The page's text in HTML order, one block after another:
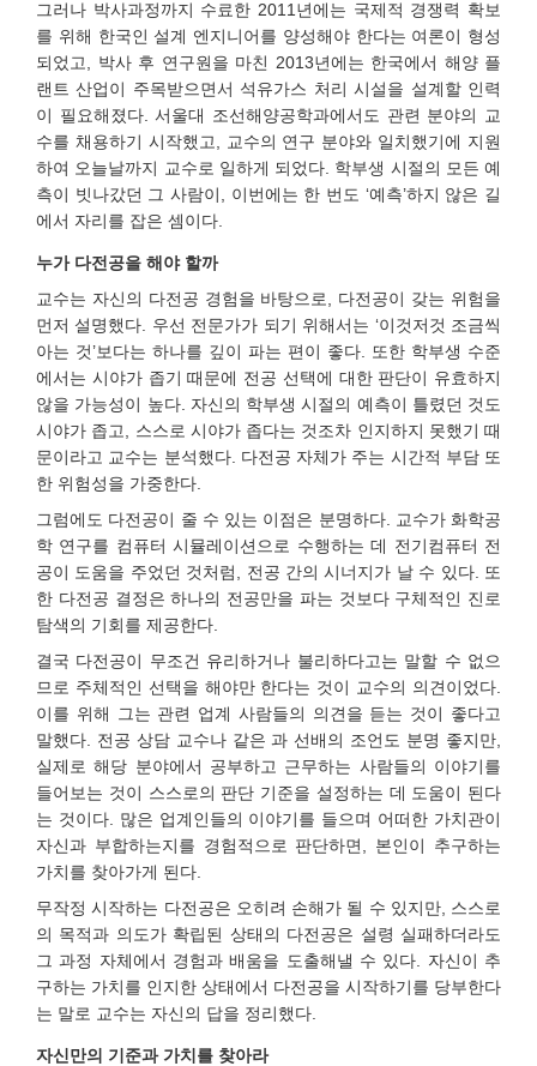
그러나 박사과정까지 수료한 2011년에는 국제적 경쟁력 확보
를 위해 한국인 설계 엔지니어를 양성해야 한다는 여론이 형성
되었고, 박사 후 연구원을 마친 2013년에는 한국에서 해양 플
랜트 산업이 주목받으면서 석유가스 처리 시설을 설계할 인력
이 필요해졌다. 서울대 조선해양공학과에서도 관련 분야의 교
수를 채용하기 시작했고, 교수의 연구 분야와 일치했기에 지원
하여 오늘날까지 교수로 일하게 되었다. 학부생 시절의 모든 예
측이 빗나갔던 그 사람이, 이번에는 한 번도 ‘예측’하지 않은 길
에서 자리를 잡은 셈이다.
누가 다전공을 해야 할까
교수는 자신의 다전공 경험을 바탕으로, 다전공이 갖는 위험을
먼저 설명했다. 우선 전문가가 되기 위해서는 ‘이것저것 조금씩
아는 것’보다는 하나를 깊이 파는 편이 좋다. 또한 학부생 수준
에서는 시야가 좁기 때문에 전공 선택에 대한 판단이 유효하지
않을 가능성이 높다. 자신의 학부생 시절의 예측이 틀렸던 것도
시야가 좁고, 스스로 시야가 좁다는 것조차 인지하지 못했기 때
문이라고 교수는 분석했다. 다전공 자체가 주는 시간적 부담 또
한 위험성을 가중한다.
그럼에도 다전공이 줄 수 있는 이점은 분명하다. 교수가 화학공
학 연구를 컴퓨터 시뮬레이션으로 수행하는 데 전기컴퓨터 전
공이 도움을 주었던 것처럼, 전공 간의 시너지가 날 수 있다. 또
한 다전공 결정은 하나의 전공만을 파는 것보다 구체적인 진로
탐색의 기회를 제공한다.
결국 다전공이 무조건 유리하거나 불리하다고는 말할 수 없으
므로 주체적인 선택을 해야만 한다는 것이 교수의 의견이었다.
이를 위해 그는 관련 업계 사람들의 의견을 듣는 것이 좋다고
말했다. 전공 상담 교수나 같은 과 선배의 조언도 분명 좋지만,
실제로 해당 분야에서 공부하고 근무하는 사람들의 이야기를
들어보는 것이 스스로의 판단 기준을 설정하는 데 도움이 된다
는 것이다. 많은 업계인들의 이야기를 들으며 어떠한 가치관이
자신과 부합하는지를 경험적으로 판단하면, 본인이 추구하는
가치를 찾아가게 된다.
무작정 시작하는 다전공은 오히려 손해가 될 수 있지만, 스스로
의 목적과 의도가 확립된 상태의 다전공은 설령 실패하더라도
그 과정 자체에서 경험과 배움을 도출해낼 수 있다. 자신이 추
구하는 가치를 인지한 상태에서 다전공을 시작하기를 당부한다
는 말로 교수는 자신의 답을 정리했다.
자신만의 기준과 가치를 찾아라